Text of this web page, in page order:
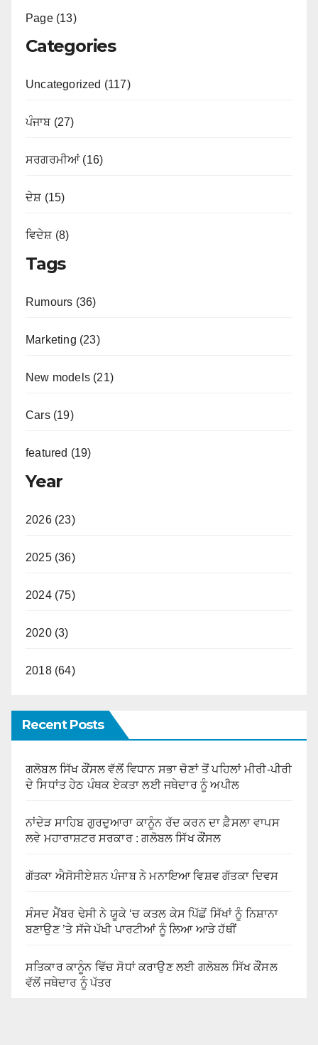
Page (13)
Categories
Uncategorized (117)
ਪੰਜਾਬ (27)
ਸਰਗਰਮੀਆਂ (16)
ਦੇਸ਼ (15)
ਵਿਦੇਸ਼ (8)
Tags
Rumours (36)
Marketing (23)
New models (21)
Cars (19)
featured (19)
Year
2026 (23)
2025 (36)
2024 (75)
2020 (3)
2018 (64)
Recent Posts
ਗਲੋਬਲ ਸਿੱਖ ਕੌਂਸਲ ਵੱਲੋਂ ਵਿਧਾਨ ਸਭਾ ਚੋਣਾਂ ਤੋਂ ਪਹਿਲਾਂ ਮੀਰੀ-ਪੀਰੀ
ਦੇ ਸਿਧਾਂਤ ਹੇਠ ਪੰਥਕ ਏਕਤਾ ਲਈ ਜਥੇਦਾਰ ਨੂੰ ਅਪੀਲ
ਨਾਂਦੇੜ ਸਾਹਿਬ ਗੁਰਦੁਆਰਾ ਕਾਨੂੰਨ ਰੱਦ ਕਰਨ ਦਾ ਫ਼ੈਸਲਾ ਵਾਪਸ
ਲਵੇ ਮਹਾਰਾਸ਼ਟਰ ਸਰਕਾਰ : ਗਲੋਬਲ ਸਿੱਖ ਕੌਂਸਲ
ਗੱਤਕਾ ਐਸੋਸੀਏਸ਼ਨ ਪੰਜਾਬ ਨੇ ਮਨਾਇਆ ਵਿਸ਼ਵ ਗੱਤਕਾ ਦਿਵਸ
ਸੰਸਦ ਮੈਂਬਰ ਢੇਸੀ ਨੇ ਯੂਕੇ ‘ਚ ਕਤਲ ਕੇਸ ਪਿੱਛੋਂ ਸਿੱਖਾਂ ਨੂੰ ਨਿਸ਼ਾਨਾ
ਬਣਾਉਣ ’ਤੇ ਸੱਜੇ ਪੱਖੀ ਪਾਰਟੀਆਂ ਨੂੰ ਲਿਆ ਆੜੇ ਹੱਥੀਂ
ਸਤਿਕਾਰ ਕਾਨੂੰਨ ਵਿੱਚ ਸੋਧਾਂ ਕਰਾਉਣ ਲਈ ਗਲੋਬਲ ਸਿੱਖ ਕੌਂਸਲ
ਵੱਲੋਂ ਜਥੇਦਾਰ ਨੂੰ ਪੱਤਰ